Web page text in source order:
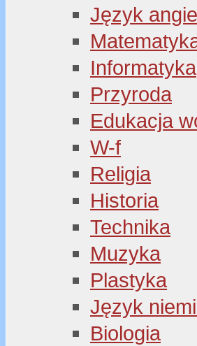
Język
Informatyka
Przyroda
Edukacja
W-f
Religia
Historia
Technika
Muzyka
Plastyka
Język
Biologia